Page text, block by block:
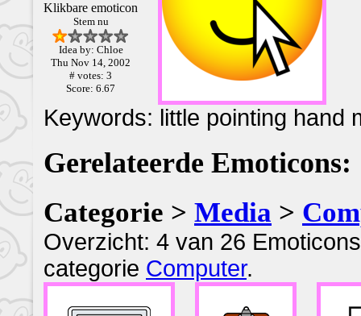
Klikbare emoticon
Stem nu
Idea by: Chloe
Thu Nov 14, 2002
# votes: 3
Score: 6.67
Keywords: little pointing hand
Gerelateerde Emoticons:
Categorie > Media >
Overzicht: 4 van 26
categorie Computer.